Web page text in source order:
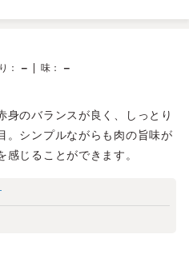
： － 味 ： －
身のバランスが良く、しっとり
。シンプルながらも肉の旨味が
感じることができます。